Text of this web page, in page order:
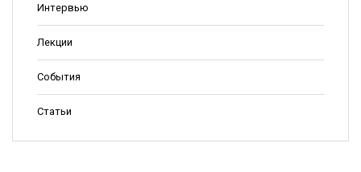
Интервью
Лекции
События
Статьи